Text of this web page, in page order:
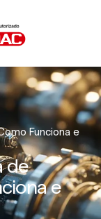
Funciona e
de
e